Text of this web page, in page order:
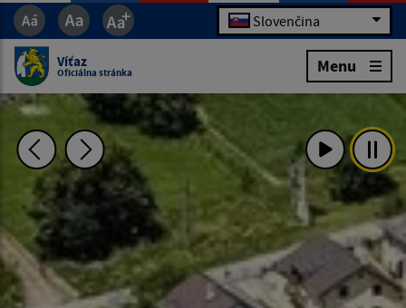
Slovenčina
Víťaz
Oficiálna stránka Menu